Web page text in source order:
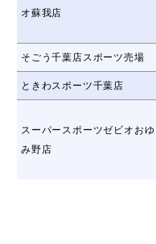
オ蘇我店
そごう千葉店スポーツ売場
ときわスポーツ千葉店
スーパースポーツゼビオおゆ
み野店